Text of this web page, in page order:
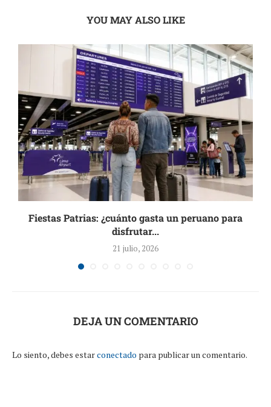
YOU MAY ALSO LIKE
Fiestas Patrias: ¿cuánto gasta un peruano para
disfrutar...
21 julio, 2026
DEJA UN COMENTARIO
Lo siento, debes estarconectado para publicar un comentario.